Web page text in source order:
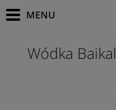
Wódka